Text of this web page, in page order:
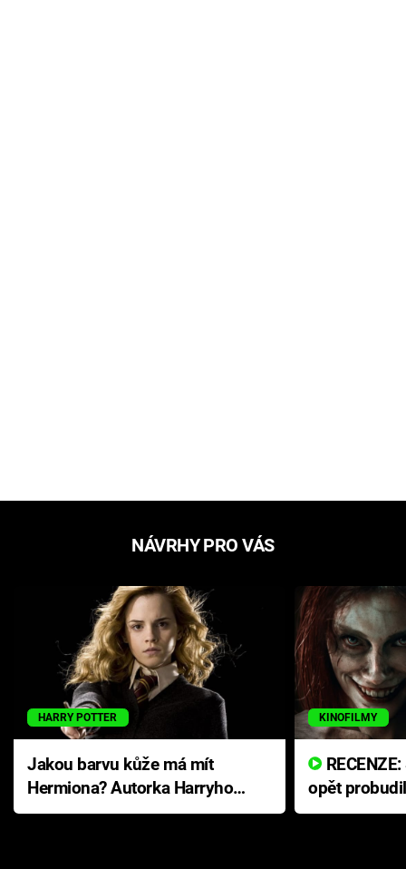
NÁVRHY PRO VÁS
HARRY POTTER
Jakou barvu kůže má mít
Hermiona? Autorka Harryho
Pottera přišla s ráznou
KINOFILMY
opět
přichází s